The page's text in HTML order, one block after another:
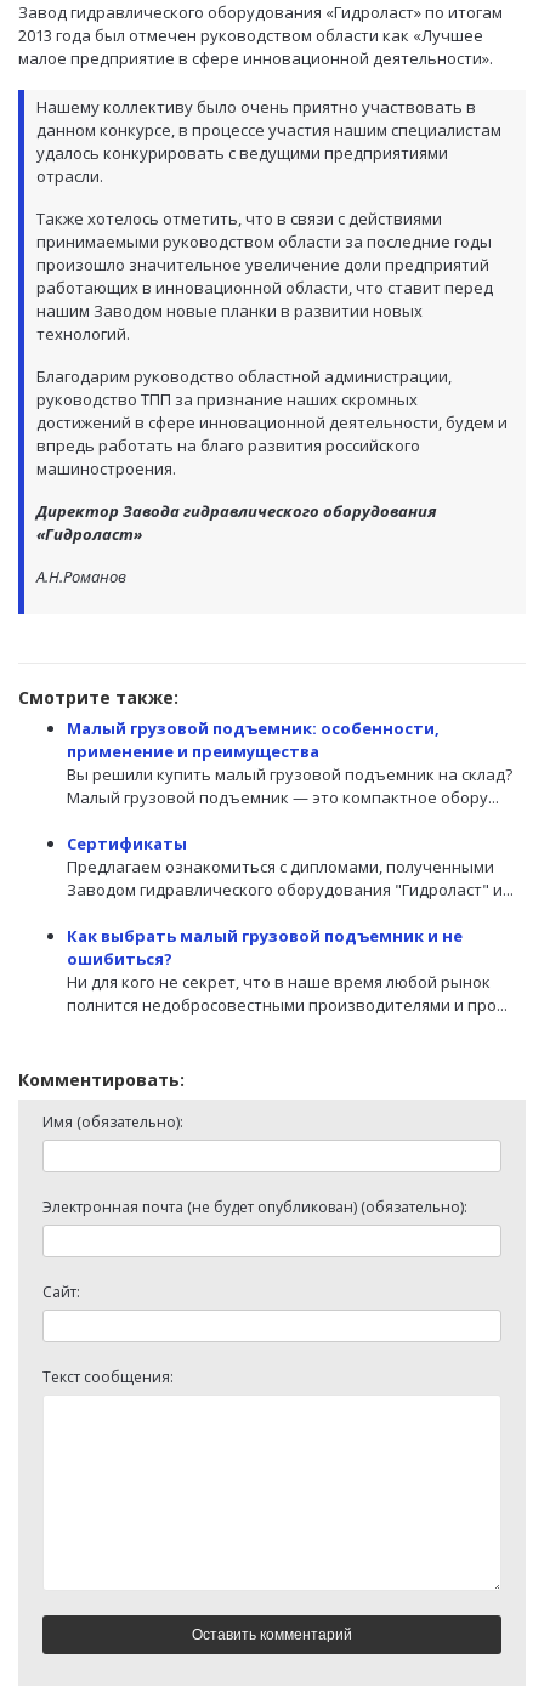
Завод гидравлического оборудования «Гидроласт» по итогам
2013 года был отмечен руководством области как «Лучшее
малое предприятие в сфере инновационной деятельности».
Нашему коллективу было очень приятно участвовать в
данном конкурсе, в процессе участия нашим специалистам
удалось конкурировать с ведущими предприятиями
отрасли.
Также хотелось отметить, что в связи с действиями
принимаемыми руководством области за последние годы
произошло значительное увеличение доли предприятий
работающих в инновационной области, что ставит перед
нашим Заводом новые планки в развитии новых
технологий.
Благодарим руководство областной администрации,
руководство ТПП за признание наших скромных
достижений в сфере инновационной деятельности, будем и
впредь работать на благо развития российского
машиностроения.
Директор Завода гидравлического оборудования
«Гидроласт»
А.Н.Романов
Смотрите также:
Малый грузовой подъемник: особенности,
применение и преимущества
Вы решили купить малый грузовой подъемник на склад?
Малый грузовой подъемник — это компактное обору...
Сертификаты
Предлагаем ознакомиться с дипломами, полученными
Заводом гидравлического оборудования "Гидроласт" и...
Как выбрать малый грузовой подъемник и не
ошибиться?
Ни для кого не секрет, что в наше время любой рынок
полнится недобросовестными производителями и про...
Комментировать:
Имя (обязательно):
Электронная почта (не будет опубликован) (обязательно):
Сайт:
Текст сообщения: